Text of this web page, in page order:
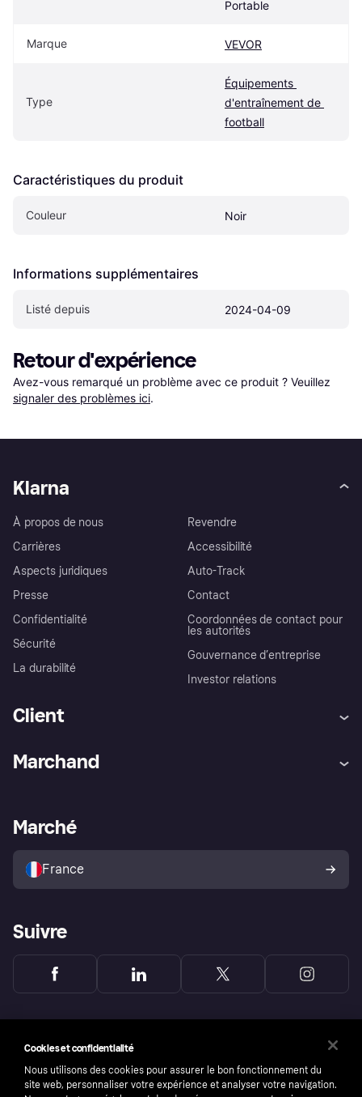
Portable
Marque VEVOR
Type
Équipements
d'entraînement de
football
Caractéristiques du produit
Couleur Noir
Informations supplémentaires
Listé depuis 2024-04-09
Retour d'expérience
Avez-vous remarqué un problème avec ce produit ? Veuillez
signaler des problèmes ici.
Klarna
À propos de nous
Carrières
Aspects juridiques
Presse
Confidentialité
Sécurité
La durabilité
Revendre
Accessibilité
Auto-Track
Contact
Coordonnées de contact pour
les autorités
Gouvernance d’entreprise
Investor relations
Client
Explorez les magasins
Politique de protection de
l’acheteur Klarna
Marchand
Portail Marchand
Marché
France
Suivre
Cookies et confidentialité
Nous utilisons des cookies pour assurer le bon fonctionnement du
site web, personnaliser votre expérience et analyser votre navigation.